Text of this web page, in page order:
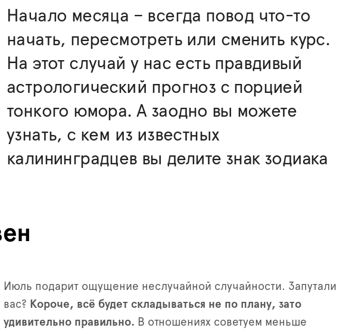
Начало месяца – всегда повод что-то
начать, пересмотреть или сменить курс.
На этот случай у нас есть правдивый
астрологический прогноз с порцией
тонкого юмора. А заодно вы можете
узнать, с кем из известных
калининградцев вы делите знак зодиака
Июль подарит ощущение неслучайной случайности. Запутали
вас? Короче, всё будет складываться не по плану, зато
удивительно правильно. В отношениях советуем меньше